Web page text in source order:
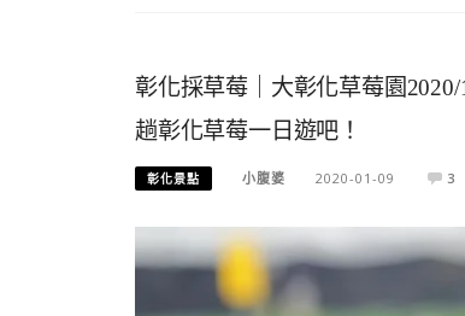
彰化採草莓｜大彰化草莓園
趟彰化草莓一日遊吧！
彰化景點 小腹婆 2020-01-09 3